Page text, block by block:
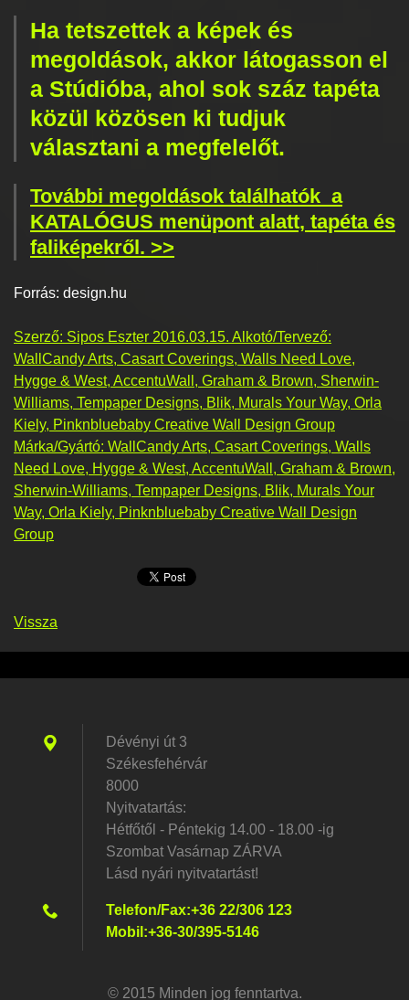
Ha tetszettek a képek és
megoldások, akkor látogasson el
a Stúdióba, ahol sok száz tapéta
közül közösen ki tudjuk
választani a megfelelőt.
További megoldások találhatók a
KATALÓGUS menüpont alatt, tapéta és
faliképekről. >>
Forrás: design.hu
Szerző: Sipos Eszter 2016.03.15. Alkotó/Tervező:
WallCandy Arts, Casart Coverings, Walls Need Love,
Hygge & West, AccentuWall, Graham & Brown, Sherwin-
Williams, Tempaper Designs, Blik, Murals Your Way, Orla
Kiely, Pinknbluebaby Creative Wall Design Group
Márka/Gyártó: WallCandy Arts, Casart Coverings, Walls
Need Love, Hygge & West, AccentuWall, Graham & Brown,
Sherwin-Williams, Tempaper Designs, Blik, Murals Your
Way, Orla Kiely, Pinknbluebaby Creative Wall Design
Group
Vissza
Dévényi út 3
Székesfehérvár
8000
Nyitvatartás:
Hétfőtől - Péntekig 14.00 - 18.00 -ig
Szombat Vasárnap ZÁRVA
Lásd nyári nyitvatartást!
Telefon/Fax:+36 22/306 123
Mobil:+36-30/395-5146
© 2015 Minden jog fenntartva.